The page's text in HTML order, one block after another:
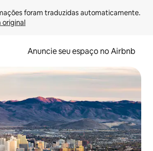
original
Anuncie seu espaço no Airbnb